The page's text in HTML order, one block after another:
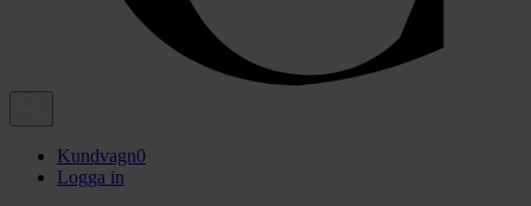
Kundvagn0
Logga in